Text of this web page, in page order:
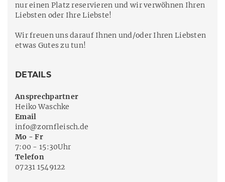
nur einen Platz reservieren und wir verwöhnen Ihren
Liebsten oder Ihre Liebste!
Wir freuen uns darauf Ihnen und/oder Ihren Liebsten
etwas Gutes zu tun!
DETAILS
Ansprechpartner
Heiko Waschke
Email
info@zornfleisch.de
Mo - Fr
7:00 - 15:30Uhr
Telefon
07231 1549122